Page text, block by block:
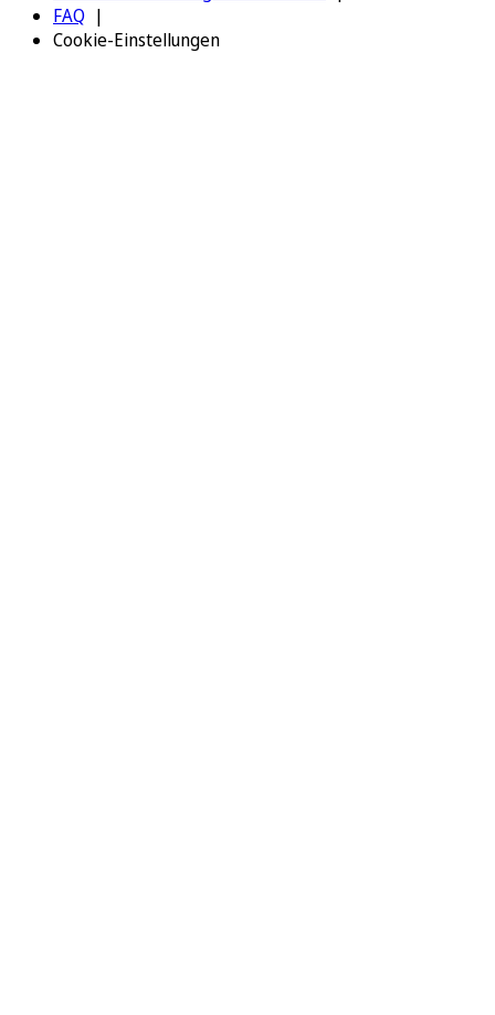
FAQ
Cookie-Einstellungen